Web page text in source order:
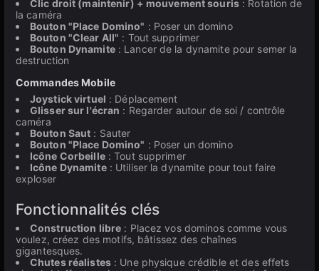
Clic droit (maintenir) + mouvement souris: Rotation de
la caméra
Bouton "Place Domino" : Poser un domino
Bouton "Clear All" : Tout supprimer
Bouton Dynamite: Lancer de la dynamite pour semer la
destruction
Commandes Mobile
Joystick virtuel : Déplacement
Glisser sur l'écran : Regarder autour de soi / contrôle
caméra
Bouton Saut : Sauter
Bouton "Place Domino" : Poser un domino
Icône Corbeille: Tout supprimer
Icône Dynamite: Utiliser la dynamite pour tout faire
exploser
Fonctionnalités clés
Construction libre : Placez vos dominos comme vous
voulez, créez des motifs, bâtissez des chaînes
gigantesques.
Chutes réalistes: Une physique crédible et des effets